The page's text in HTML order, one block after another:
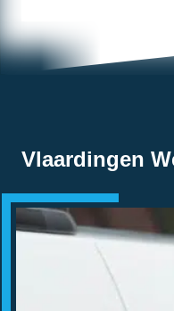
Vlaardingen